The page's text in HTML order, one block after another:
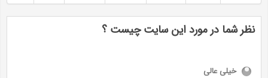
نظر شما در مورد این سایت چیست ؟
خیلی عالی